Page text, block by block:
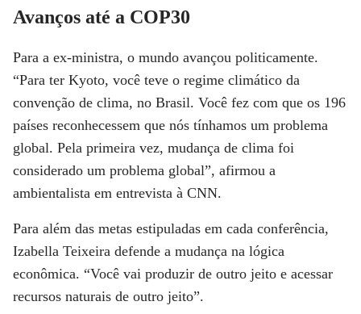
Avanços até a COP30
Para a ex-ministra, o mundo avançou politicamente.
“Para ter Kyoto, você teve o regime climático da
convenção de clima, no Brasil. Você fez com que os 196
países reconhecessem que nós tínhamos um problema
global. Pela primeira vez, mudança de clima foi
considerado um problema global”, afirmou a
ambientalista em entrevista à CNN.
Para além das metas estipuladas em cada conferência,
Izabella Teixeira defende a mudança na lógica
econômica. “Você vai produzir de outro jeito e acessar
recursos naturais de outro jeito”.